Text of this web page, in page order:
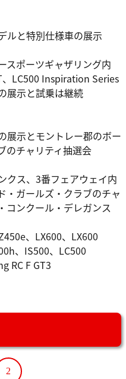
ルと特別仕様車の展示
スポーツギャザリング内
、LC500 Inspiration Series
展示と試乗は継続
展示とモントレー郡のボー
のチャリティ抽選会
クス、3番フェアウェイ内
・ガールズ・クラブのチャ
コンクール・デレガンス
、LX600、LX600
、IS500、LC500
RC F GT3
2